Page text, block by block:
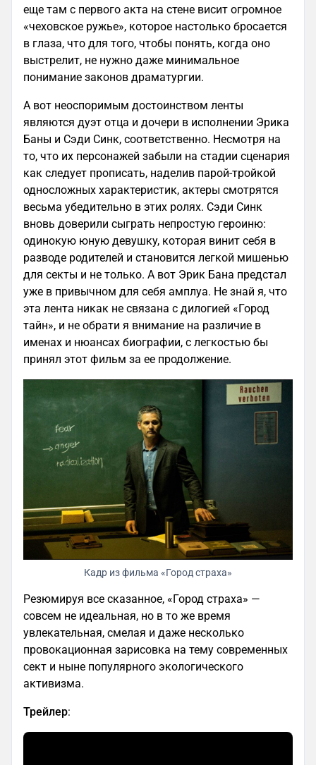
еще там с первого акта на стене висит огромное
«чеховское ружье», которое настолько бросается
в глаза, что для того, чтобы понять, когда оно
выстрелит, не нужно даже минимальное
понимание законов драматургии.
А вот неоспоримым достоинством ленты
являются дуэт отца и дочери в исполнении Эрика
Баны и Сэди Синк, соответственно. Несмотря на
то, что их персонажей забыли на стадии сценария
как следует прописать, наделив парой-тройкой
односложных характеристик, актеры смотрятся
весьма убедительно в этих ролях. Сэди Синк
вновь доверили сыграть непростую героиню:
одинокую юную девушку, которая винит себя в
разводе родителей и становится легкой мишенью
для секты и не только. А вот Эрик Бана предстал
уже в привычном для себя амплуа. Не знай я, что
эта лента никак не связана с дилогией «Город
тайн», и не обрати я внимание на различие в
именах и нюансах биографии, с легкостью бы
принял этот фильм за ее продолжение.
Кадр из фильма «Город страха»
Резюмируя все сказанное, «Город страха» —
совсем не идеальная, но в то же время
увлекательная, смелая и даже несколько
провокационная зарисовка на тему современных
сект и ныне популярного экологического
активизма.
Трейлер: